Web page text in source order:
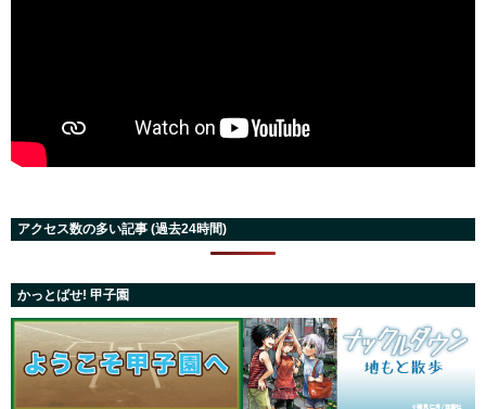
アクセス数の多い記事 (過去24時間)
かっとばせ! 甲子園